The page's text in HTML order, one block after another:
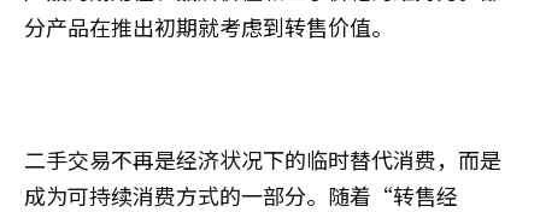
分产品在推出初期就考虑到转售价值。
二手交易不再是经济状况下的临时替代消费，而是
成为可持续消费方式的一部分。随着“转售经